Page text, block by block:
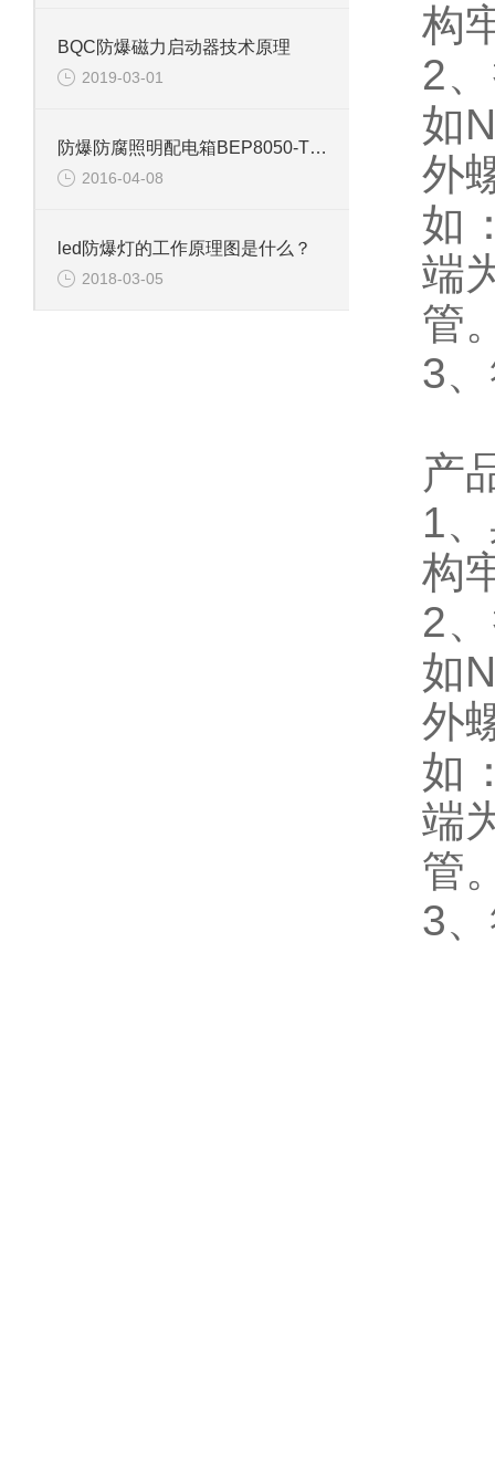
BQC防爆磁力启动器技术原理
2019-03-01
防爆防腐照明配电箱BEP8050-T开关按钮控制器
2016-04-08
led防爆灯的工作原理图是什么？
2018-03-05
构
2、
如
外
如
端
管
3
产
1
构
2、
如
外
如
端
管
3